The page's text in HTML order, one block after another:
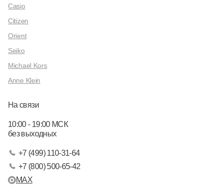
Casio
Citizen
Orient
Seiko
Michael Kors
Anne Klein
На связи
10:00 - 19:00 МСК
без выходных
+7 (499) 110-31-64
+7 (800) 500-65-42
MAX